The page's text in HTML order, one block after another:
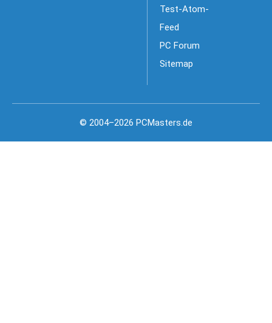
Test-Atom-
Feed
PC Forum
Sitemap
© 2004–2026 PCMasters.de